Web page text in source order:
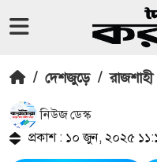
/ দেশজুড়ে / রাজশাহী
নিউজ ডেস্ক
প্রকাশ : ১০ জুন, ২০২৫